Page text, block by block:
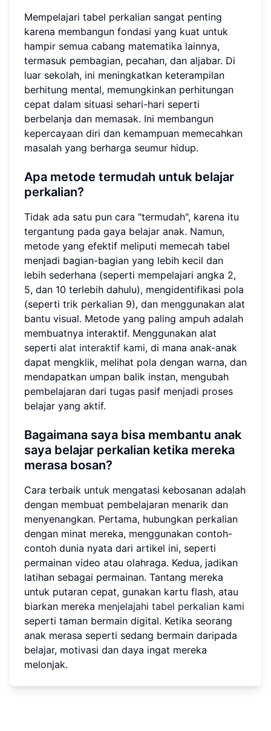
Mempelajari tabel perkalian sangat penting
karena membangun fondasi yang kuat untuk
hampir semua cabang matematika lainnya,
termasuk pembagian, pecahan, dan aljabar. Di
luar sekolah, ini meningkatkan keterampilan
berhitung mental, memungkinkan perhitungan
cepat dalam situasi sehari-hari seperti
berbelanja dan memasak. Ini membangun
kepercayaan diri dan kemampuan memecahkan
masalah yang berharga seumur hidup.
Apa metode termudah untuk belajar
perkalian?
Tidak ada satu pun cara "termudah", karena itu
tergantung pada gaya belajar anak. Namun,
metode yang efektif meliputi memecah tabel
menjadi bagian-bagian yang lebih kecil dan
lebih sederhana (seperti mempelajari angka 2,
5, dan 10 terlebih dahulu), mengidentifikasi pola
(seperti trik perkalian 9), dan menggunakan alat
bantu visual. Metode yang paling ampuh adalah
membuatnya interaktif. Menggunakan alat
seperti alat interaktif kami, di mana anak-anak
dapat mengklik, melihat pola dengan warna, dan
mendapatkan umpan balik instan, mengubah
pembelajaran dari tugas pasif menjadi proses
belajar yang aktif.
Bagaimana saya bisa membantu anak
saya belajar perkalian ketika mereka
merasa bosan?
Cara terbaik untuk mengatasi kebosanan adalah
dengan membuat pembelajaran menarik dan
menyenangkan. Pertama, hubungkan perkalian
dengan minat mereka, menggunakan contoh-
contoh dunia nyata dari artikel ini, seperti
permainan video atau olahraga. Kedua, jadikan
latihan sebagai permainan. Tantang mereka
untuk putaran cepat, gunakan kartu flash, atau
biarkan mereka menjelajahi tabel perkalian kami
seperti taman bermain digital. Ketika seorang
anak merasa seperti sedang bermain daripada
belajar, motivasi dan daya ingat mereka
melonjak.